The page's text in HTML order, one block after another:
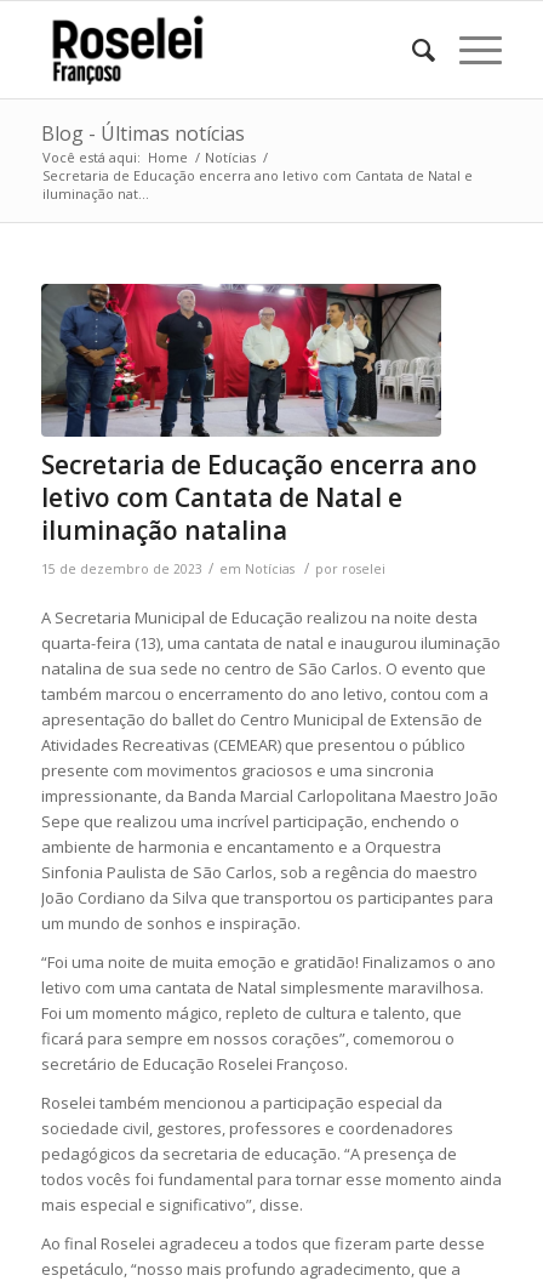
Blog - Últimas notícias
Você está aqui: Home / Notícias /
Secretaria de Educação encerra ano letivo com Cantata de Natal e
iluminação nat...
Secretaria de Educação encerra ano
letivo com Cantata de Natal e
iluminação natalina
15 de dezembro de 2023 / em Notícias / por roselei
A Secretaria Municipal de Educação realizou na noite desta
quarta-feira (13), uma cantata de natal e inaugurou iluminação
natalina de sua sede no centro de São Carlos. O evento que
também marcou o encerramento do ano letivo, contou com a
apresentação do ballet do Centro Municipal de Extensão de
Atividades Recreativas (CEMEAR) que presentou o público
presente com movimentos graciosos e uma sincronia
impressionante, da Banda Marcial Carlopolitana Maestro João
Sepe que realizou uma incrível participação, enchendo o
ambiente de harmonia e encantamento e a Orquestra
Sinfonia Paulista de São Carlos, sob a regência do maestro
João Cordiano da Silva que transportou os participantes para
um mundo de sonhos e inspiração.
“Foi uma noite de muita emoção e gratidão! Finalizamos o ano
letivo com uma cantata de Natal simplesmente maravilhosa.
Foi um momento mágico, repleto de cultura e talento, que
ficará para sempre em nossos corações”, comemorou o
secretário de Educação Roselei Françoso.
Roselei também mencionou a participação especial da
sociedade civil, gestores, professores e coordenadores
pedagógicos da secretaria de educação. “A presença de
todos vocês foi fundamental para tornar esse momento ainda
mais especial e significativo”, disse.
Ao final Roselei agradeceu a todos que fizeram parte desse
espetáculo, “nosso mais profundo agradecimento, que a